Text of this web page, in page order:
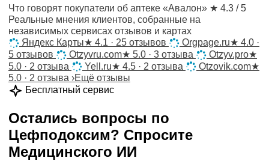
Что говорят покупатели об аптеке «Авалон» ★ 4.3 / 5
Реальные мнения клиентов, собранные на
независимых сервисах отзывов и картах
Яндекс Карты★ 4.1 · 25 отзывов Orgpage.ru★ 4.0 ·
5 отзывов
Otzyvru.com★ 5.0 · 3 отзыва Otzyv.pro★
5.0 · 2 отзыва
Yell.ru★ 4.5 · 2 отзыва Otzovik.com★
5.0 · 2 отзыва ›Ещё отзывы
Бесплатный сервис
Остались вопросы по
Цефподоксим? Спросите
Медицинского ИИ